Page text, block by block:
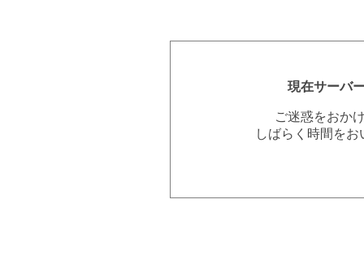
現在サーバ
ご迷惑をおか
しばらく時間を